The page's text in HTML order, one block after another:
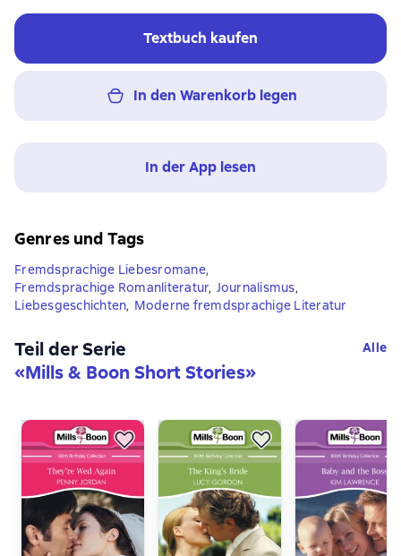
Textbuch kaufen
In den Warenkorb legen
In der App lesen
Genres und Tags
Fremdsprachige Liebesromane,
Fremdsprachige Romanliteratur, Journalismus,
Liebesgeschichten, Moderne fremdsprachige Literatur
Teil der Serie
«Mills & Boon Short Stories»
Alle